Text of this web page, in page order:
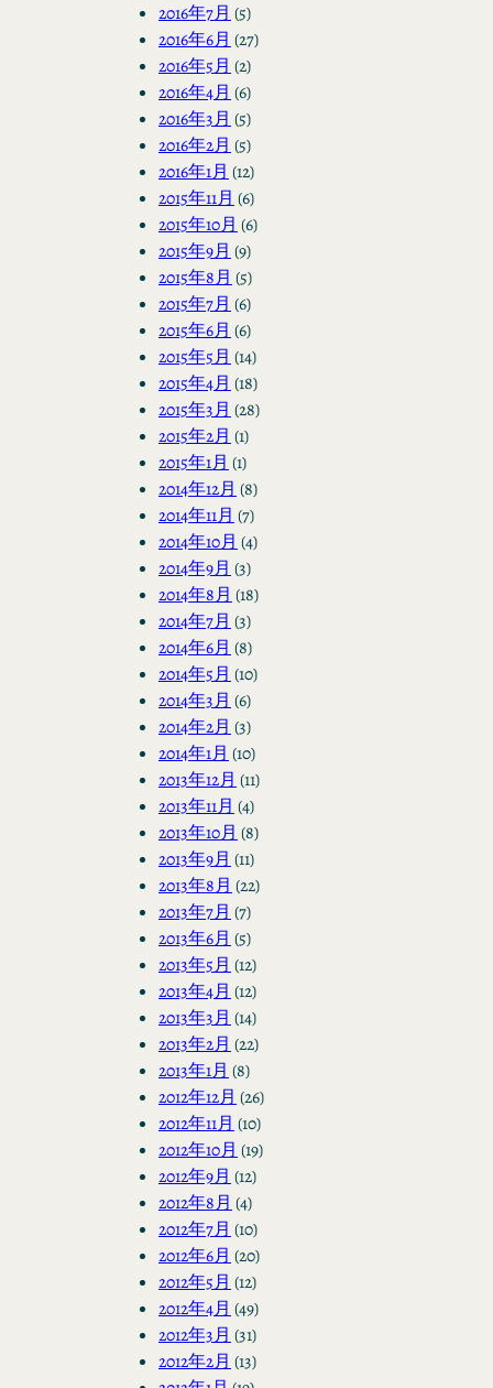
2016年7月 (5)
2016年6月 (27)
2016年5月 (2)
2016年4月 (6)
2016年3月 (5)
2016年2月 (5)
2016年1月 (12)
2015年11月 (6)
2015年10月 (6)
2015年9月 (9)
2015年8月 (5)
2015年7月 (6)
2015年6月 (6)
2015年5月 (14)
2015年4月 (18)
2015年3月 (28)
2015年2月 (1)
2015年1月 (1)
2014年12月 (8)
2014年11月 (7)
2014年10月 (4)
2014年9月 (3)
2014年8月 (18)
2014年7月 (3)
2014年6月 (8)
2014年5月 (10)
2014年3月 (6)
2014年2月 (3)
2014年1月 (10)
2013年12月 (11)
2013年11月 (4)
2013年10月 (8)
2013年9月 (11)
2013年8月 (22)
2013年7月 (7)
2013年6月 (5)
2013年5月 (12)
2013年4月 (12)
2013年3月 (14)
2013年2月 (22)
2013年1月 (8)
2012年12月 (26)
2012年11月 (10)
2012年10月 (19)
2012年9月 (12)
2012年8月 (4)
2012年7月 (10)
2012年6月 (20)
2012年5月 (12)
2012年4月 (49)
2012年3月 (31)
2012年2月 (13)